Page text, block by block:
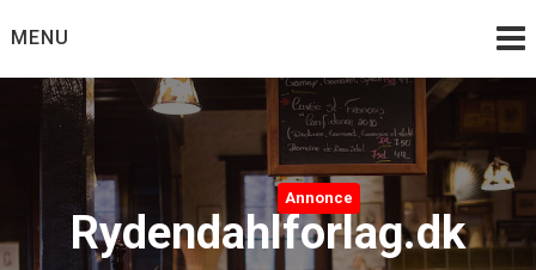
toMENU
Annonce
Rydendahlforlag.dk